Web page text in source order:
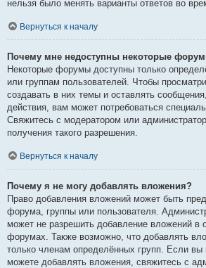
нельзя было менять варианты ответов во
Вернуться к началу
Почему мне недоступны некоторые
Некоторые форумы доступны только
или группам пользователей. Чтобы
создавать в них темы и оставлять
действия, вам может потребоваться
Свяжитесь с модератором или
получения такого разрешения.
Вернуться к началу
Почему я не могу добавлять вложения?
Право добавления вложений может быть
форума, группы или пользователя.
может не разрешить добавление вложений в
форумах. Также возможно, что добавлять
только членам определённых групп. Если вы
можете добавлять вложения, свяжитесь с